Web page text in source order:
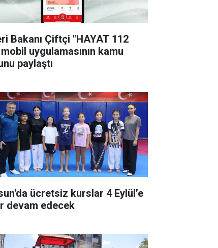
Bakanı Çiftçi "HAYAT 112
uygulamasının kamu
paylaştı
ücretsiz kurslar 4 Eylül’e
devam edecek